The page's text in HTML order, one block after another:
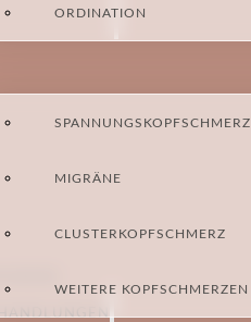
ORDINATION
SPANNUNGSKOPFSCHMERZ
MIGRÄNE
CLUSTERKOPFSCHMERZ
WEITERE KOPFSCHMERZEN